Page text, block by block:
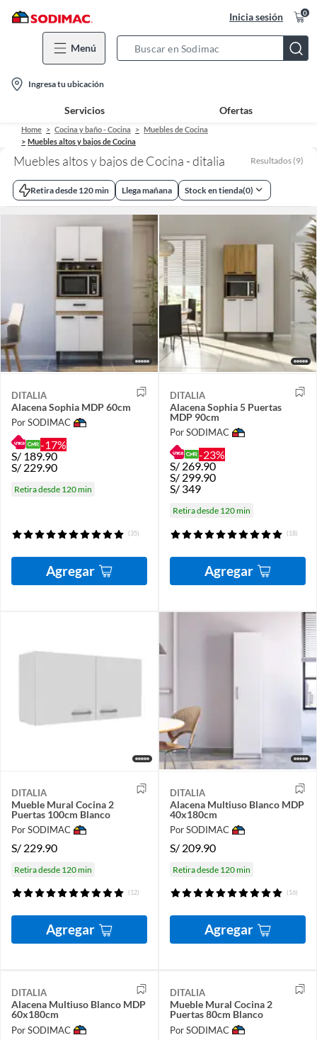
Inicia sesión 0
Menú
Bar
location-
icon
Ingresa tu ubicación
Servicios Ofertas
Home Cocina y baño - Cocina
Muebles de Cocina
Muebles altos y bajos de Cocina
Muebles altos y bajos de Cocina - ditalia Resultados (9)
Retira desde 120 min Llega mañana Stock en tienda(0)
DITALIA
Alacena Sophia MDP 60cm
Por SODIMAC
-17%
S/ 189.90
S/ 229.90
Retira desde 120 min
(35)
Agregar
DITALIA
Alacena Sophia 5 Puertas
MDP 90cm
Por SODIMAC
-23%
S/ 269.90
S/ 299.90
S/ 349
Retira desde 120 min
(18)
Agregar
DITALIA
Mueble Mural Cocina 2
Puertas 100cm Blanco
Por SODIMAC
S/ 229.90
Retira desde 120 min
(12)
Agregar
DITALIA
Alacena Multiuso Blanco MDP
40x180cm
Por SODIMAC
S/ 209.90
Retira desde 120 min
(16)
Agregar
DITALIA
Alacena Multiuso Blanco MDP
60x180cm
Por SODIMAC
DITALIA
Mueble Mural Cocina 2
Puertas 80cm Blanco
Por SODIMAC